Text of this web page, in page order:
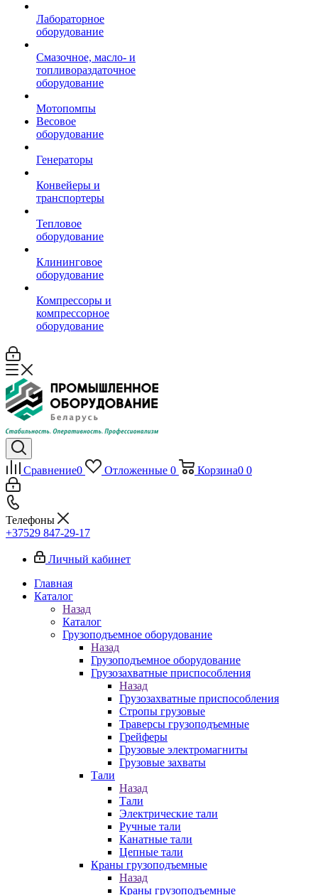
Лабораторное
оборудование
Смазочное, масло- и
топливораздаточное
оборудование
Мотопомпы
Весовое
оборудование
Генераторы
Конвейеры и
транспортеры
Тепловое
оборудование
Клининговое
оборудование
Компрессоры и
компрессорное
оборудование
Сравнение0 Отложенные 0 Корзина0 0
Телефоны
+37529 847-29-17‬
Личный кабинет
Главная
Каталог
Назад
Каталог
Грузоподъемное оборудование
Назад
Грузоподъемное оборудование
Грузозахватные приспособления
Назад
Грузозахватные приспособления
Стропы грузовые
Траверсы грузоподъемные
Грейферы
Грузовые электромагниты
Грузовые захваты
Тали
Назад
Тали
Электрические тали
Ручные тали
Канатные тали
Цепные тали
Краны грузоподъемные
Назад
Краны грузоподъемные